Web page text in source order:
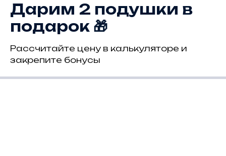
Дарим 2 подушки в
подарок 🎁
Рассчитайте цену в калькуляторе и
закрепите бонусы